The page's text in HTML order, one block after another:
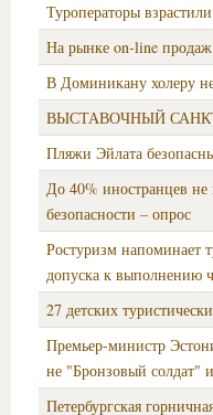
Туроператоры
На рынке on-line продаж
В Доминикану холеру
ВЫСТАВОЧНЫЙ
Пляжи Эйлата
До 40% иностранцев
безопасности – опрос
Ростуризм напоминает
допуска к выполнению
27 детских
Премьер-министр
не "Бронзовый солдат"
Петербургская